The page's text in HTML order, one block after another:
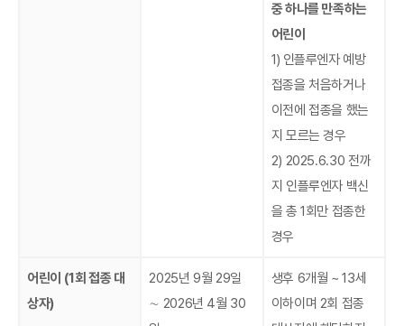
중 하나를 만족하는
어린이
1) 인플루엔자 예방
접종을 처음하거나
이전에 접종을 했는
지 모르는 경우
2) 2025.6.30 전까
지 인플루엔자 백신
을 총 1회만 접종한
경우
어린이 (1회 접종 대
상자)
2025년 9월 29일
∼ 2026년 4월 30
생후 6개월 ~ 13세
이하이며 2회 접종